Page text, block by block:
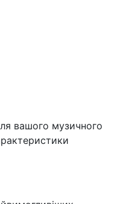
вашого музичного